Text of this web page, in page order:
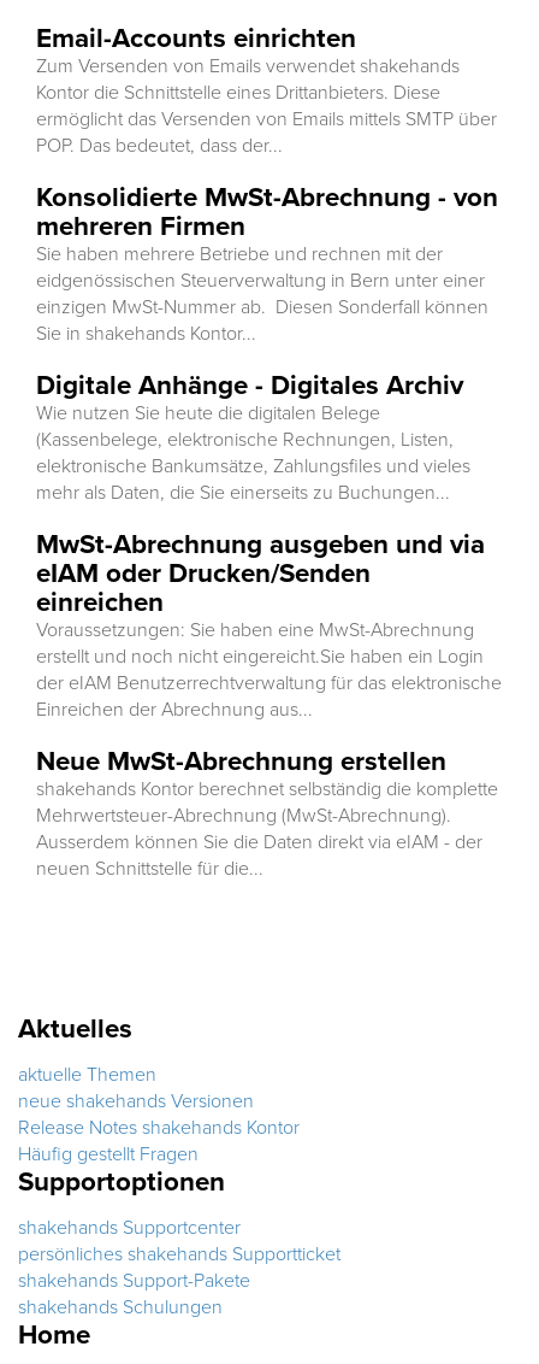
Email-Accounts einrichten
Zum Versenden von Emails verwendet shakehands
Kontor die Schnittstelle eines Drittanbieters. Diese
ermöglicht das Versenden von Emails mittels SMTP über
POP. Das bedeutet, dass der...
Konsolidierte MwSt-Abrechnung - von
mehreren Firmen
Sie haben mehrere Betriebe und rechnen mit der
eidgenössischen Steuerverwaltung in Bern unter einer
einzigen MwSt-Nummer ab. Diesen Sonderfall können
Sie in shakehands Kontor...
Digitale Anhänge - Digitales Archiv
Wie nutzen Sie heute die digitalen Belege
(Kassenbelege, elektronische Rechnungen, Listen,
elektronische Bankumsätze, Zahlungsfiles und vieles
mehr als Daten, die Sie einerseits zu Buchungen...
MwSt-Abrechnung ausgeben und via
eIAM oder Drucken/Senden
einreichen
Voraussetzungen: Sie haben eine MwSt-Abrechnung
erstellt und noch nicht eingereicht.Sie haben ein Login
der eIAM Benutzerrechtverwaltung für das elektronische
Einreichen der Abrechnung aus...
Neue MwSt-Abrechnung erstellen
shakehands Kontor berechnet selbständig die komplette
Mehrwertsteuer-Abrechnung (MwSt-Abrechnung).
Ausserdem können Sie die Daten direkt via eIAM - der
neuen Schnittstelle für die...
Aktuelles
aktuelle Themen
neue shakehands Versionen
Release Notes shakehands Kontor
Häufig gestellt Fragen
Supportoptionen
shakehands Supportcenter
persönliches shakehands Supportticket
shakehands Support-Pakete
shakehands Schulungen
Home